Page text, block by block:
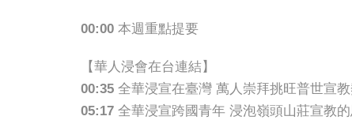
00:00 本週重點提要
【華人浸會在台連結】
00:35 全華浸宣在臺灣 萬人崇拜挑旺普世宣
05:17 全華浸宣跨國青年 浸泡嶺頭山莊宣教